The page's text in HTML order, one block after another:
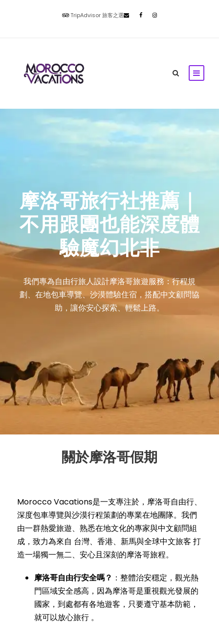
TripAdvisor 旅客之選
摩洛哥旅行社推薦｜
不用跟團也能深度體
驗魔幻北非
我們專為自由行旅人設計摩洛哥旅遊服務：行程規
劃、在地包車導覽、沙漠體驗住宿，搭配中文顧問協
助，讓你安心探索、輕鬆上路。
關於摩洛哥假期
Morocco Vacations是一支專注於，摩洛哥自由行、
深度包車導覽與沙漠行程策劃的專業在地團隊。我們
由一群熱愛旅遊、熟悉在地文化的專家與中文顧問組
成，致力為來自 台灣、香港、新馬與全球中文旅客 打
造一場獨一無二、安心且深刻的摩洛哥旅程。
摩洛哥自由行安全嗎？ ：整體治安穩定，觀光熱
門區域安全感高，因為摩洛哥是重視觀光發展的
國家，到處都有各地遊客，只要遵守基本防範，
就可以放心旅行 。